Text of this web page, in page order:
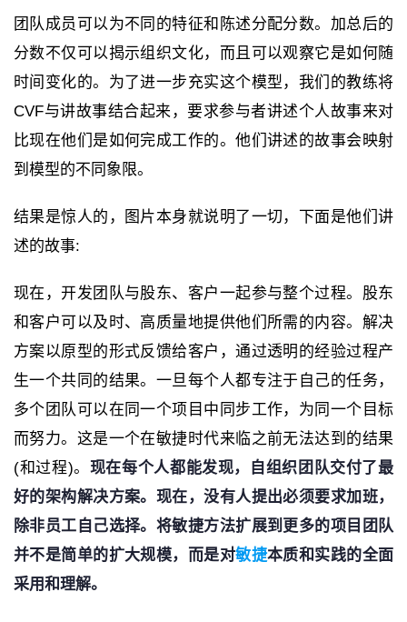
团队成员可以为不同的特征和陈述分配分数。加总后的
分数不仅可以揭示组织文化，而且可以观察它是如何随
时间变化的。为了进一步充实这个模型，我们的教练将
CVF与讲故事结合起来，要求参与者讲述个人故事来对
比现在他们是如何完成工作的。他们讲述的故事会映射
到模型的不同象限。
结果是惊人的，图片本身就说明了一切，下面是他们讲
述的故事:
现在，开发团队与股东、客户一起参与整个过程。股东
和客户可以及时、高质量地提供他们所需的内容。解决
方案以原型的形式反馈给客户，通过透明的经验过程产
生一个共同的结果。一旦每个人都专注于自己的任务，
多个团队可以在同一个项目中同步工作，为同一个目标
而努力。这是一个在敏捷时代来临之前无法达到的结果
(和过程)。 现在每个人都能发现，自组织团队交付了最
好的架构解决方案。现在，没有人提出必须要求加班，
除非员工自己选择。将敏捷方法扩展到更多的项目团队
并不是简单的扩大规模，而是对敏捷本质和实践的全面
采用和理解。